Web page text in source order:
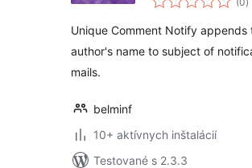
Unique Comment Notify appends
author's name to subject of
mails.
belminf
10+ aktívnych inštalácií
Testované s 2.3.3